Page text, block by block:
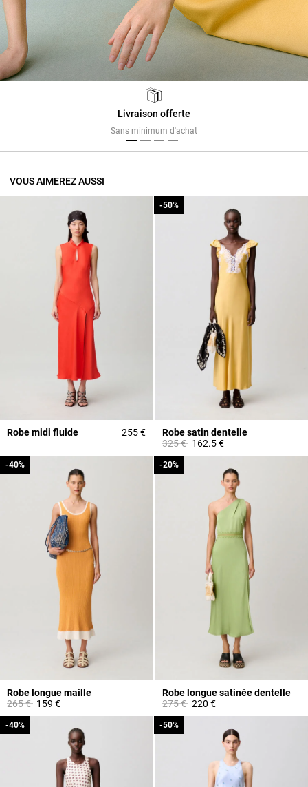
Livraison offerte
Sans minimum d'achat
VOUS AIMEREZ AUSSI
Robe midi fluide 255 €
Robe satin dentelle
Prix réduit à partir de
325 €à
-50%
162.5 €
-50%
Robe longue maille
Prix réduit à partir de
265 €à
-40%
159 €
-40%
Robe longue satinée dentelle
Prix réduit à partir de
275 €à
-20%
220 €
-20%
-40%
-40% -50%
-50%